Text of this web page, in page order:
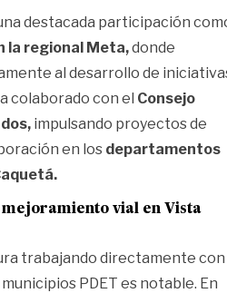
destacada participación
la regional Meta,donde
al desarrollo de
colaborado con el Consejo
impulsando proyectos de
en los departamentos
vial en Vista
trabajando directamente con
PDET es notable. En